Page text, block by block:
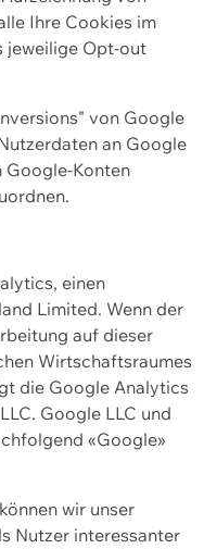
Ihre Cookies im
jeweilige Opt-out
von Google
an Google
Google-Konten
einen
Limited. Wenn der
auf dieser
Wirtschaftsraumes
die Google Analytics
Google LLC und
«Google»
wir unser
Nutzer interessanter